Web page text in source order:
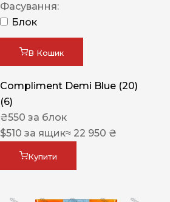
Фасування:
Блок
В Кошик
Compliment Demi Blue (20)
(6)
₴550 за блок
$510 за ящик≈ 22 950 ₴
Купити